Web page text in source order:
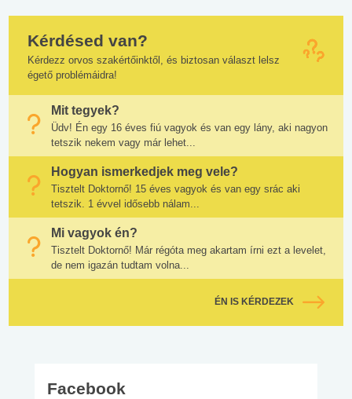
Kérdésed van?
Kérdezz orvos szakértőinktől, és biztosan választ lelsz
égető problémáidra!
Mit tegyek?
Üdv! Én egy 16 éves fiú vagyok és van egy lány, aki nagyon
tetszik nekem vagy már lehet...
Hogyan ismerkedjek meg vele?
Tisztelt Doktornő! 15 éves vagyok és van egy srác aki
tetszik. 1 évvel idősebb nálam...
Mi vagyok én?
Tisztelt Doktornő! Már régóta meg akartam írni ezt a levelet,
de nem igazán tudtam volna...
ÉN IS KÉRDEZEK
Facebook